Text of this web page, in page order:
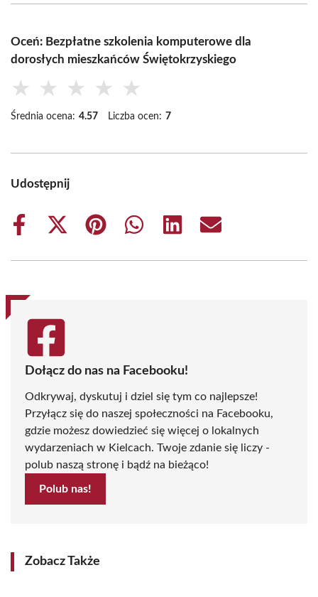
Oceń: Bezpłatne szkolenia komputerowe dla
dorosłych mieszkańców Świętokrzyskiego
★ ★ ★ ★ ★
Średnia ocena: 4.57 Liczba ocen: 7
Udostępnij
Share
Share
(Twitter)
Share
Share
Share
Share
Dołącz do nas na Facebooku!
Odkrywaj, dyskutuj i dziel się tym co najlepsze!
Przyłącz się do naszej społeczności na Facebooku,
gdzie możesz dowiedzieć się więcej o lokalnych
wydarzeniach w Kielcach. Twoje zdanie się liczy -
polub naszą stronę i bądź na bieżąco!
Polub nas!
Zobacz Także